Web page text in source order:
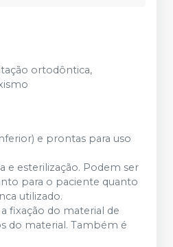
ortodôntica,
e prontas para uso
e esterilização. Podem ser
para o paciente quanto
utilizado.
fixação do material de
do material. Também é